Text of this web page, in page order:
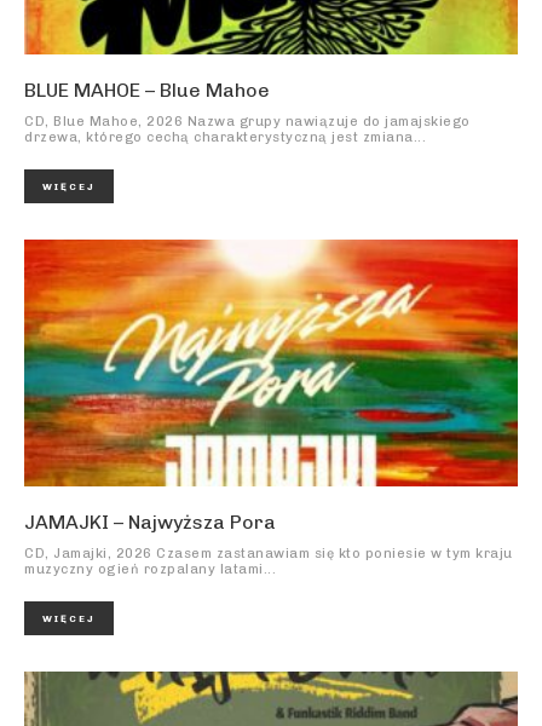
BLUE MAHOE – Blue Mahoe
CD, Blue Mahoe, 2026 Nazwa grupy nawiązuje do jamajskiego
drzewa, którego cechą charakterystyczną jest zmiana...
WIĘCEJ
JAMAJKI – Najwyższa Pora
CD, Jamajki, 2026 Czasem zastanawiam się kto poniesie w tym kraju
muzyczny ogień rozpalany latami...
WIĘCEJ